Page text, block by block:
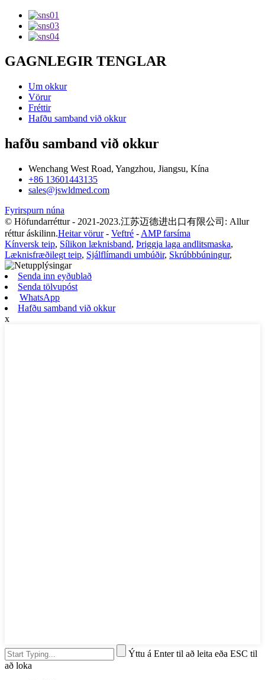
GAGNLEGIR TENGLAR
Um okkur
Vörur
Fréttir
Hafðu samband við okkur
hafðu samband við okkur
Wenchang West Road, Yangzhou, Jiangsu, Kína
+86 13601443135
sales@jswldmed.com
Fyrirspurn núna
© Höfundarréttur - 2021-2023.江苏迈德进出口有限公司: Allur
réttur áskilinn.Heitar vörur- Veftré - AMP farsíma
Kínversk teip, Sílikon læknisband, Þriggja laga andlitsmaska,
Læknisfræðilegt teip, Sjálflímandi umbúðir, Skrúbbbúningur,
Senda inn eyðublað
Senda tölvupóst
WhatsApp
Hafðu samband við okkur
x
Ýttu á Enter til að leita eða ESC til
að loka